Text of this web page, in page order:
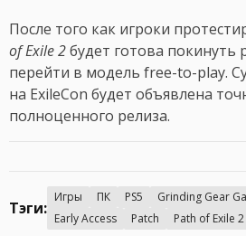
После того как игроки
of Exile 2будет готова покинуть
перейти в модель free-to-play.
на ExileCon будет объявлена
полноценного релиза.
Тэги:
Игры ПК PS5 Grinding Gear
Early Access
Patch Path of Exile 2